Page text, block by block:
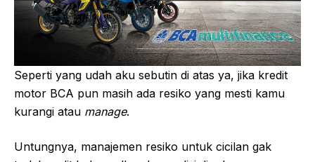
Seperti yang udah aku sebutin di atas ya, jika kredit
motor BCA pun masih ada resiko yang mesti kamu
kurangi atau manage.
Untungnya, manajemen resiko untuk cicilan gak